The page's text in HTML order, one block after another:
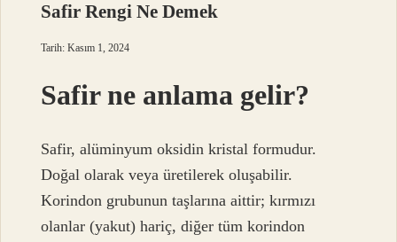
Safir Rengi Ne Demek
Tarih: Kasım 1, 2024
Safir ne anlama gelir?
Safir, alüminyum oksidin kristal formudur.
Doğal olarak veya üretilerek oluşabilir.
Korindon grubunun taşlarına aittir; kırmızı
olanlar (yakut) hariç, diğer tüm korindon